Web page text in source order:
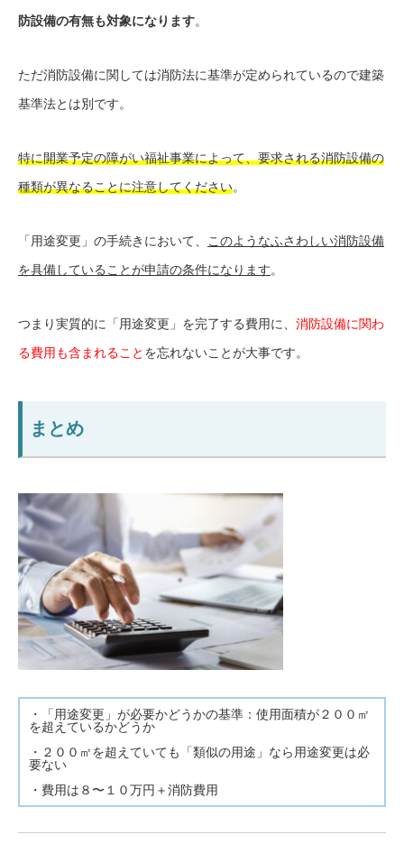
防設備の有無も対象になります。
ただ消防設備に関しては消防法に基準が定められているので建築
基準法とは別です。
特に開業予定の障がい福祉事業によって、要求される消防設備の
種類が異なることに注意してください。
「用途変更」の手続きにおいて、
このようなふさわしい消防設備
を具備していることが申請の条件になります。
つまり実質的に「用途変更」を完了する費用に、 消防設備に関わ
る費用も含まれること を忘れないことが大事です。
まとめ
・「用途変更」が必要かどうかの基準：使用面積が２００㎡
を超えているかどうか
・２００㎡を超えていても「類似の用途」なら用途変更は必
要ない
・費用は８〜１０万円＋消防費用